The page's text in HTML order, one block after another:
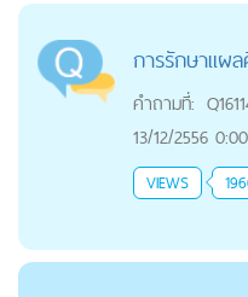
การรักษาแผ
คำถามที่:
13/12/2556
VIEWS